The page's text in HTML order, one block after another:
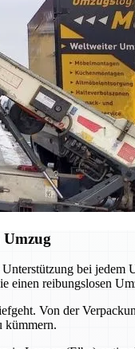
bei
einen reibungslosen
Von der
kümmern.